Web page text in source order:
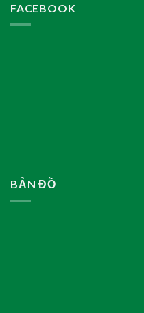
FACEBOOK
BẢN ĐỒ